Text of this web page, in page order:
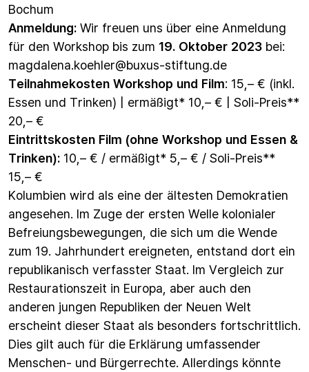
Bochum
Anmeldung: Wir freuen uns über eine Anmeldung
für den Workshop bis zum 19. Oktober 2023 bei:
magdalena.koehler@buxus-stiftung.de
Teilnahmekosten Workshop und Film: 15,– € (inkl.
Essen und Trinken) | ermäßigt* 10,– € | Soli-Preis**
20,– €
Eintrittskosten Film (ohne Workshop und Essen &
Trinken): 10,– € / ermäßigt* 5,– € / Soli-Preis**
15,– €
Kolumbien wird als eine der ältesten Demokratien
angesehen. Im Zuge der ersten Welle kolonialer
Befreiungsbewegungen, die sich um die Wende
zum 19. Jahrhundert ereigneten, entstand dort ein
republikanisch verfasster Staat. Im Vergleich zur
Restaurationszeit in Europa, aber auch den
anderen jungen Republiken der Neuen Welt
erscheint dieser Staat als besonders fortschrittlich.
Dies gilt auch für die Erklärung umfassender
Menschen- und Bürgerrechte. Allerdings könnte